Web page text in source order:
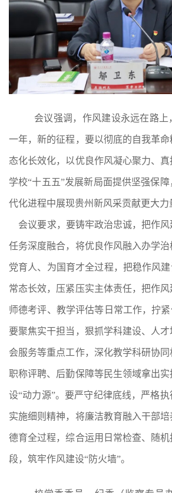
会议强调，作风建设永远在路
一年，新的征程，要以彻底的自我革
态化长效化，以优良作风凝心聚力、
学校“十五五”发展新局面提供坚强保
代化进程中展现贵州新风采贡献更大力
会议要求，要铸牢政治忠诚，把作风
任务深度融合，将优良作风融入办学
党育人、为国育才全过程，把稳作风
常态长效，压紧压实主体责任，把作风
师德考评、教学评估等日常工作，拧紧
要聚焦实干担当，狠抓学科建设、人
会服务等重点工作，深化教学科研协同
职称评聘、后勤保障等民生领域拿出
设“动力源”。要严守纪律底线，严格
实施细则精神，将廉洁教育融入干部
德育全过程，综合运用日常检查、随
段，筑牢作风建设“防火墙”。